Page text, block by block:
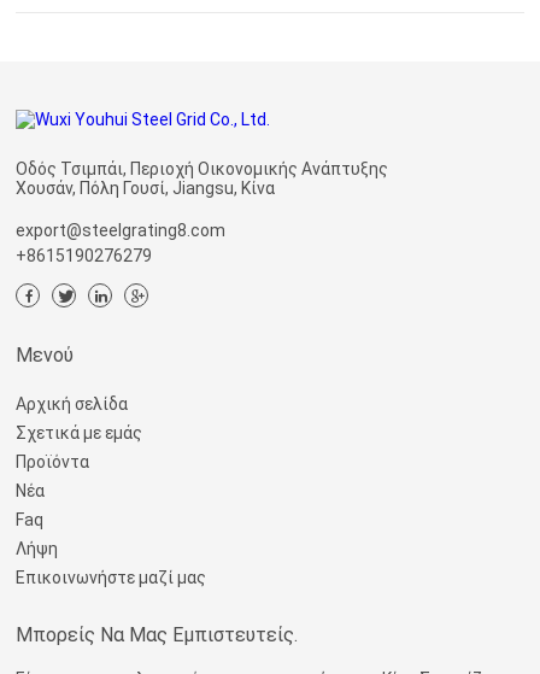
Οδός Τσιμπάι, Περιοχή Οικονομικής Ανάπτυξης
Χουσάν, Πόλη Γουσί, Jiangsu, Κίνα
export@steelgrating8.com
+8615190276279
Μενού
Αρχική σελίδα
Σχετικά με εμάς
Προϊόντα
Νέα
Faq
Λήψη
Επικοινωνήστε μαζί μας
Μπορείς Να Μας Εμπιστευτείς.